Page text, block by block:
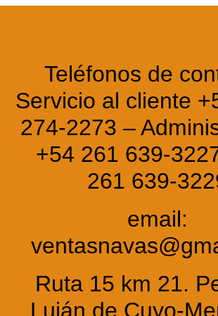
Teléfonos de
Servicio al cliente
274-2273 –
+54 261 639-
261 639-
email:
Ruta 15 km 21.
Luján de Cuyo-